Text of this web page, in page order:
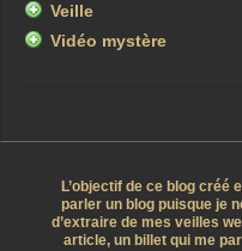
Veille
Vidéo mystère
L’objectif de ce blog créé
parler un blog puisque je
d’extraire de mes veilles
article, un billet qui me